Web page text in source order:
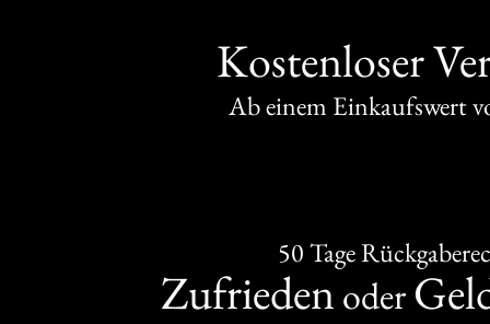
Kostenloser
Ab einem Einkaufswert
50 Tage
Zufrieden oder